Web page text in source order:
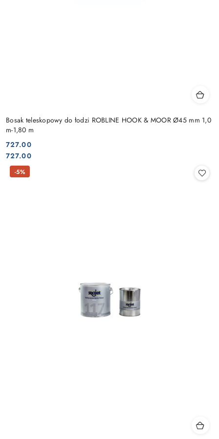
Bosak teleskopowy do łodzi ROBLINE HOOK & MOOR Ø45 mm 1,0
m-1,80 m
Cena:
727.00
Cena:
727.00
-5%